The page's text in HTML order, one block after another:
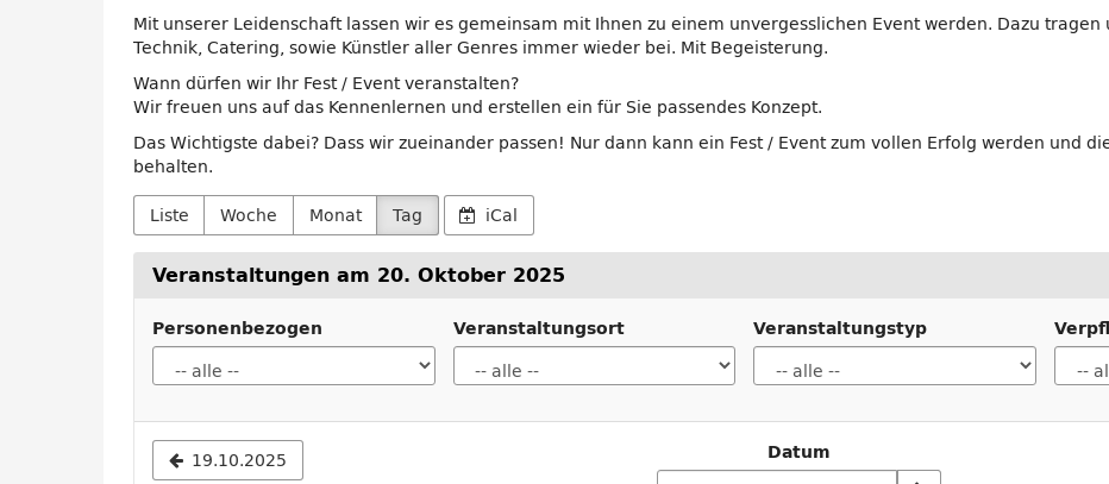
Mit unserer Leidenschaft lassen wir es gemeinsam mit Ihnen zu einem unvergesslichen Event werden. Dazu
Technik, Catering, sowie Künstler aller Genres immer wieder bei. Mit Begeisterung.
Wann dürfen wir Ihr Fest / Event veranstalten?
Wir freuen uns auf das Kennenlernen und erstellen ein für Sie passendes Konzept.
Das Wichtigste dabei? Dass wir zueinander passen! Nur dann kann ein Fest / Event zum vollen Erfolg werden und
behalten.
Liste
Woche Monat Tag iCal
Veranstaltungen am 20. Oktober 2025
Personenbezogen Veranstaltungsort Veranstaltungstyp
19.10.2025 Datum